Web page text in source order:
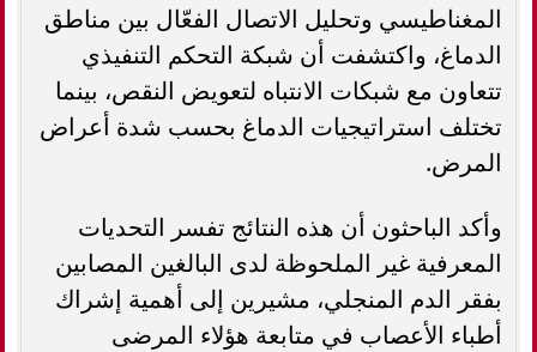
المغناطيسي وتحليل الاتصال الفعّال بين مناطق
الدماغ، واكتشفت أن شبكة التحكم التنفيذي
تتعاون مع شبكات الانتباه لتعويض النقص، بينما
تختلف استراتيجيات الدماغ بحسب شدة أعراض
المرض.
وأكد الباحثون أن هذه النتائج تفسر التحديات
المعرفية غير الملحوظة لدى البالغين المصابين
بفقر الدم المنجلي، مشيرين إلى أهمية إشراك
أطباء الأعصاب في متابعة هؤلاء المرضى